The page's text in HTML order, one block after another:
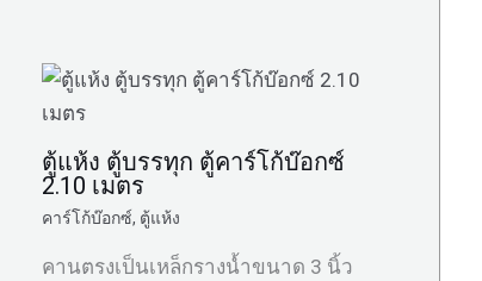
ตู้แห้ง ตู้บรรทุก ตู้คาร์โก้บ๊อกซ์
2.10 เมตร
คาร์โก้บ๊อกซ์, ตู้แห้ง
คานตรงเป็นเหล็กรางน้ำขนาด 3 นิ้ว